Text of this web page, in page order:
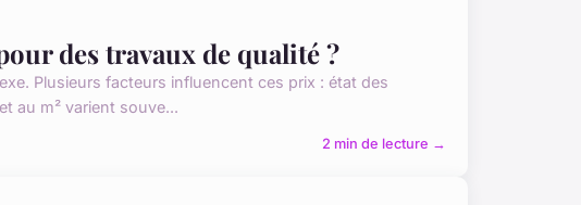
des travaux de qualité ?
Plusieurs facteurs influencent ces prix : état des
au m² varient souve...
2 min de lecture →